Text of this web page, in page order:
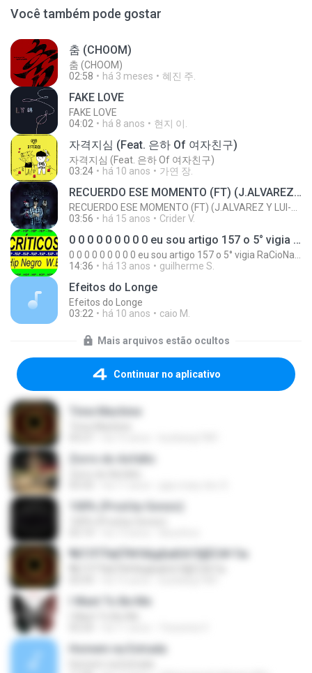
Você também pode gostar
춤 (CHOOM)
춤 (CHOOM)
02:58
há 3 meses 혜진 주.
FAKE LOVE
FAKE LOVE
04:02
há 8 anos 현지 이.
자격지심 (Feat. 은하 Of 여자친구)
자격지심 (Feat. 은하 Of 여자친구)
03:24
há 10 anos 가연 장.
RECUERDO ESE MOMENTO (FT) (J.ALVAREZ Y LUI-G 21 PLUS)
03:56
há 15 anos Crider V.
0 0 0 0 0 0 0 0 0 eu sou artigo 157 o 5° vigia RaCioNaiS MCS
14:36
há 13 anos guilherme S.
Efeitos do Longe
Efeitos do Longe
03:22
há 10 anos caio M.
Mais arquivos estão ocultos
Continuar no aplicativo
Time Machine
Zorro do Asfalto
100% (Prod.by Gonzo)
¶йТЛТЎвЕЎ№ХйдБиБХґЗ§ЁС№·Гм
I Want To Be Me
Homem na Estrada